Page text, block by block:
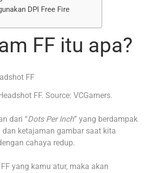
DPI Free Fire
FF itu apa?
Headshot FF. Source: VCGamers.
dari “Dots Per Inch” yang berdampak
dan ketajaman gambar saat kita
cahaya redup.
yang kamu atur, maka akan